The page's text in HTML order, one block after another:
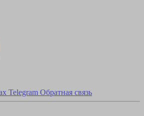
Telegram Обратная связь